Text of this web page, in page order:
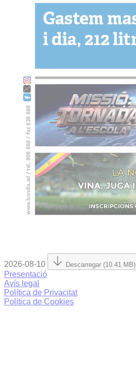
2026-08-10 Descarregar (10.41 MB)
Presentació
Avís legal
Política de Privacitat
Política de Cookies